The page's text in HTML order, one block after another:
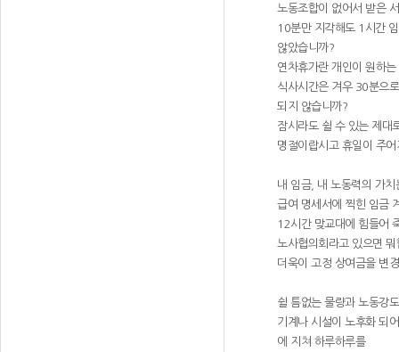
노동조합이 없어서 받은
10분만 지각해도 1시간
않았습니까?
연차휴가란 개인이 원하
식사시간은 겨우 30분으
되지 않습니까?
잠시라도 쉴 수 있는 제대
명절이랍시고 휴일이 주
내 임금, 내 노동력의 가치
급여 명세서에 찍힌 임금
12시간 맞교대에 힘들어
노사협의회라고 있으면
더욱이 고정 상여금을 변
쉴 틈없는 물량과 노동강
기계나 시설이 노후화 되
에 지쳐 하루하루를